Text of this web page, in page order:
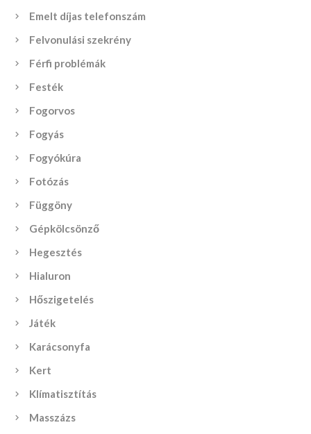
Emelt díjas telefonszám
Felvonulási szekrény
Férfi problémák
Festék
Fogorvos
Fogyás
Fogyókúra
Fotózás
Függöny
Gépkölcsönző
Hegesztés
Hialuron
Hőszigetelés
Játék
Karácsonyfa
Kert
Klímatisztítás
Masszázs